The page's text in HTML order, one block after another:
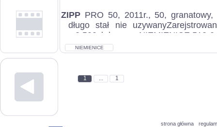
ZIPP PRO 50, 2011r., 50,
długo stał nie
c.2.500zł do uzg.. NIEMIENICE 518-
NIEMIENICE
1 ... 1
strona główna